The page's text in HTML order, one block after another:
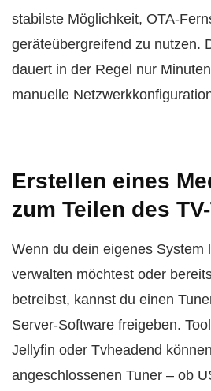
stabilste Möglichkeit, OTA-
geräteübergreifend zu nutzen.
dauert in der Regel nur
manuelle
Erstellen eines
zum Teilen des
Wenn du dein eigenes System
verwalten möchtest oder
betreibst, kannst du einen
Server-Software freigeben.
Jellyfin oder Tvheadend
angeschlossenen Tuner – ob